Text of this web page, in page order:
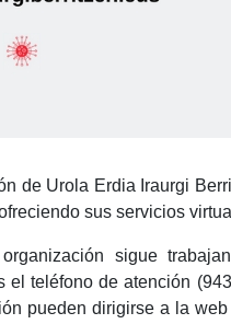
de Urola Erdia Iraurgi
sus servicios
sigue
teléfono de atención
pueden dirigirse a la web